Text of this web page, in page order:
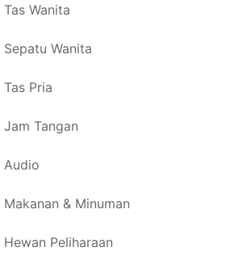
Tas Wanita
Sepatu Wanita
Tas Pria
Jam Tangan
Audio
Makanan & Minuman
Hewan Peliharaan